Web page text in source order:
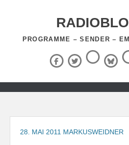
PROGRAMME – SENDER –
Facebook
X
(Twitter)
Threads
Zum
springen
28. MAI 2011 MARKUSWEIDNER